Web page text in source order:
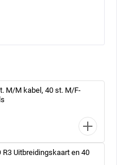
M/M kabel, 40 st. M/F-
R3 Uitbreidingskaart en 40